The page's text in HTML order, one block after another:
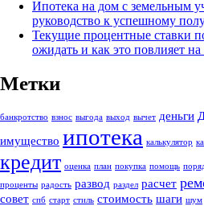
Ипотека на дом с земельным
руководство к успешному
Текущие процентные ставки
ожидать и как это повлияет
Метки
банкротство взнос выгодa выход вычет деньги
имущество ипотека калькулятор
кредит оценка план покупка помощь
проценты радость развод раздел расчет
совет спб старт стиль стоимость шаги шум